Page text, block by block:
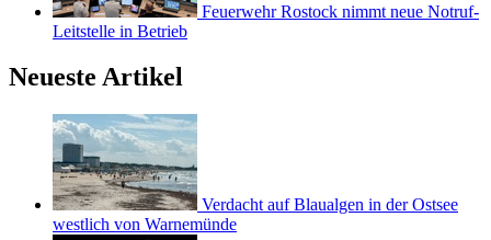
Feuerwehr Rostock nimmt neue Notruf-
Leitstelle in Betrieb
Neueste Artikel
Verdacht auf Blaualgen in der Ostsee
westlich von Warnemünde